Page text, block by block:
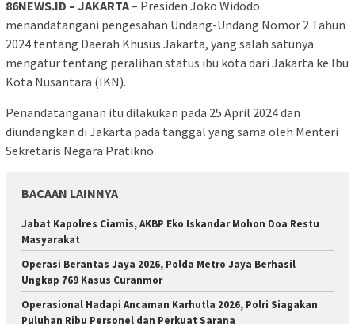
86NEWS.ID – JAKARTA– Presiden Joko Widodo
menandatangani pengesahan Undang-Undang Nomor 2 Tahun
2024 tentang Daerah Khusus Jakarta, yang salah satunya
mengatur tentang peralihan status ibu kota dari Jakarta ke Ibu
Kota Nusantara (IKN).
Penandatanganan itu dilakukan pada 25 April 2024 dan
diundangkan di Jakarta pada tanggal yang sama oleh Menteri
Sekretaris Negara Pratikno.
BACAAN LAINNYA
Jabat Kapolres Ciamis, AKBP Eko Iskandar Mohon Doa Restu
Masyarakat
Operasi Berantas Jaya 2026, Polda Metro Jaya Berhasil
Ungkap 769 Kasus Curanmor
Operasional Hadapi Ancaman Karhutla 2026, Polri Siagakan
Puluhan Ribu Personel dan Perkuat Sarana